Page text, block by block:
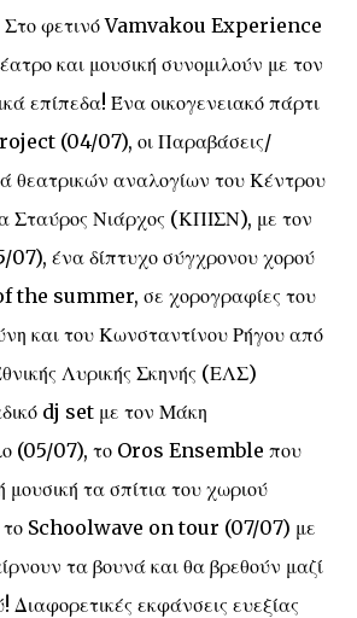
Στο φετινό Vamvakou Experience
και μουσική συνομιλούν με τον
επίπεδα! Ένα οικογενειακό πάρτι
(04/07), οι Παραβάσεις/
θεατρικών αναλογίων του Κέντρου
Σταύρος Νιάρχος (ΚΠΙΣΝ), με τον
ένα δίπτυχο σύγχρονου χορού
the summer, σε χορογραφίες του
και του Κωνσταντίνου Ρήγου από
Λυρικής Σκηνής (ΕΛΣ)
dj set με τον Μάκη
(05/07), το Oros Ensemble που
μουσική τα σπίτια του χωριού
το Schoolwave on tour (07/07) με
τα βουνά και θα βρεθούν μαζί
εκφάνσεις ευεξίας